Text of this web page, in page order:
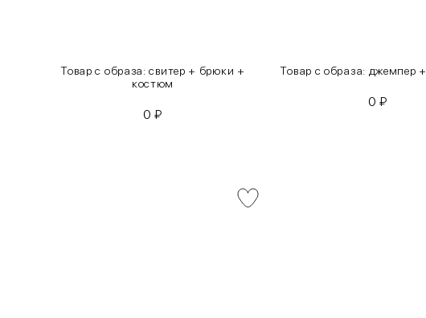
Товар с образа: свитер + брюки +
костюм
0₽
Товар с образа: джемпер
0₽